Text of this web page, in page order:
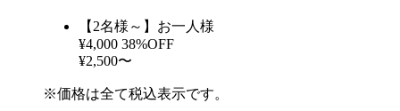
【2名様～】お一人様
¥4,000 38%OFF
¥2,500〜
※価格は全て税込表示です。